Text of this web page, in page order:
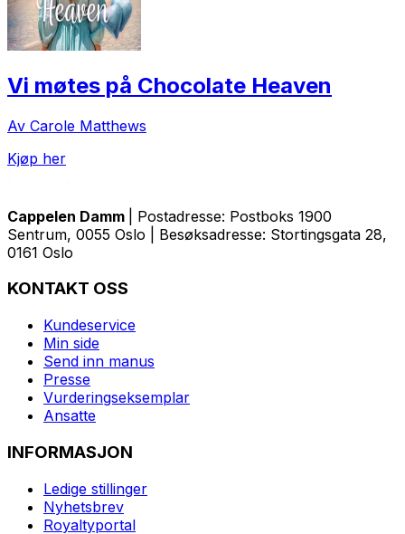
Vi møtes på Chocolate Heaven
Av Carole Matthews
Kjøp her
Cappelen Damm
| Postadresse: Postboks 1900
Sentrum, 0055 Oslo | Besøksadresse: Stortingsgata 28,
0161 Oslo
KONTAKT OSS
Kundeservice
Min side
Send inn manus
Presse
Vurderingseksemplar
Ansatte
INFORMASJON
Ledige stillinger
Nyhetsbrev
Royaltyportal